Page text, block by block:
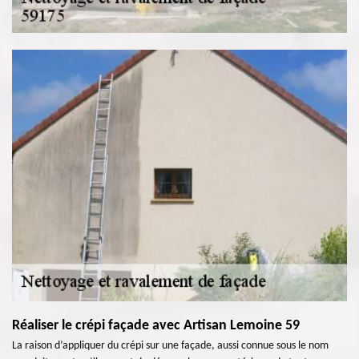
Réaliser le crépi façade avec Artisan Lemoine 59
La raison d’appliquer du crépi sur une façade, aussi connue sous le nom